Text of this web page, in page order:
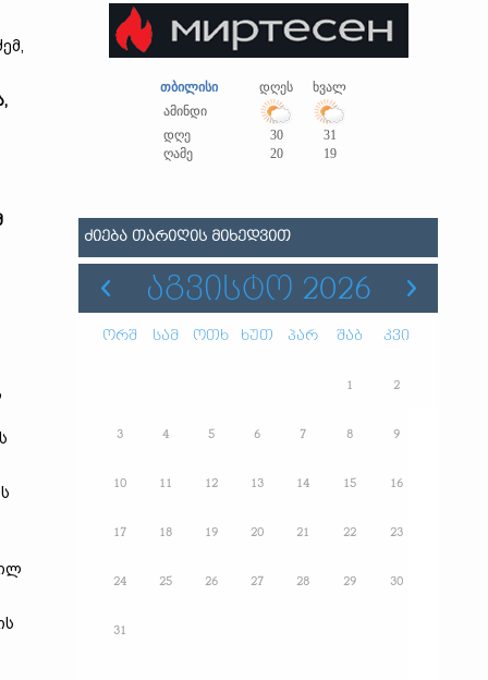
თბილისი დღეს
ხვალ
ამინდი
დღე
30
31
ღამე
20 19
ᲫᲘᲔᲑᲐ ᲗᲐᲠᲘᲦᲘᲡ ᲛᲘᲮᲔᲓᲕᲘᲗ
ᲐᲒᲕᲘᲡᲢᲝ 2026
ორშ სამ ოთხ ხუთ პარ შაბ კვი
1 2
3 4 5 6 7 8 9
10 11 12 13 14 15 16
17 18 19 20 21 22 23
24 25 26 27 28 29 30
31